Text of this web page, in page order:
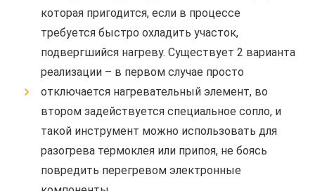
которая пригодится, если в процессе
требуется быстро охладить участок,
подвергшийся нагреву. Существует 2 варианта
реализации – в первом случае просто
отключается нагревательный элемент, во
втором задействуется специальное сопло, и
такой инструмент можно использовать для
разогрева термоклея или припоя, не боясь
повредить перегревом электронные